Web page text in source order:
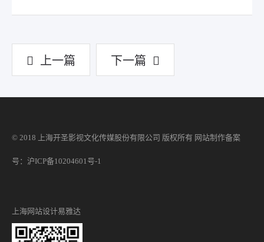
上一篇 下一篇
© 2018 上海开圣影视文化传媒股份有限公司 版权所有 网站制作备案
号：沪ICP备10204601号-1
上海网站设计易雅达